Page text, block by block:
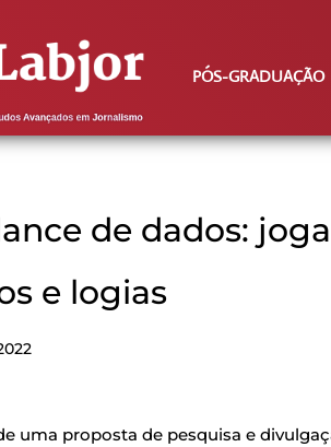
PÓS-GRADUAÇÃO
de dados:
e logias
uma proposta de pesquisa e